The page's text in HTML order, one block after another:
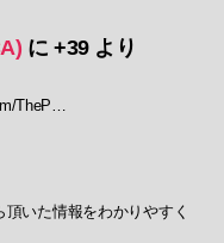
に+39より
TheP…
いた情報をわかりやすく